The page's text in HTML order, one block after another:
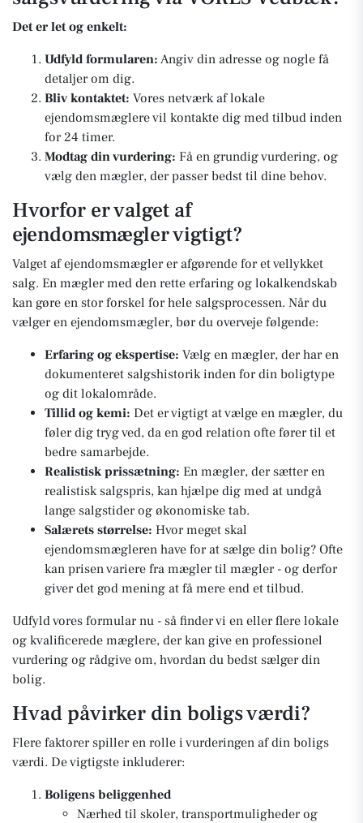
Det er let og enkelt:
Udfyld formularen: Angiv din adresse og nogle få
detaljer om dig.
Bliv kontaktet: Vores netværk af lokale
ejendomsmæglere vil kontakte dig med tilbud inden
for 24 timer.
Modtag din vurdering: Få en grundig vurdering, og
vælg den mægler, der passer bedst til dine behov.
Hvorfor er valget af
ejendomsmægler vigtigt?
Valget af ejendomsmægler er afgørende for et vellykket
salg. En mægler med den rette erfaring og lokalkendskab
kan gøre en stor forskel for hele salgsprocessen. Når du
vælger en ejendomsmægler, bør du overveje følgende:
Erfaring og ekspertise: Vælg en mægler, der har en
dokumenteret salgshistorik inden for din boligtype
og dit lokalområde.
Tillid og kemi: Det er vigtigt at vælge en mægler, du
føler dig tryg ved, da en god relation ofte fører til et
bedre samarbejde.
Realistisk prissætning: En mægler, der sætter en
realistisk salgspris, kan hjælpe dig med at undgå
lange salgstider og økonomiske tab.
Salærets størrelse: Hvor meget skal
ejendomsmægleren have for at sælge din bolig? Ofte
kan prisen variere fra mægler til mægler - og derfor
giver det god mening at få mere end et tilbud.
Udfyld vores formular nu - så finder vi en eller flere lokale
og kvalificerede mæglere, der kan give en professionel
vurdering og rådgive om, hvordan du bedst sælger din
bolig.
Hvad påvirker din boligs værdi?
Flere faktorer spiller en rolle i vurderingen af din boligs
værdi. De vigtigste inkluderer:
Boligens beliggenhed
Nærhed til skoler, transportmuligheder og